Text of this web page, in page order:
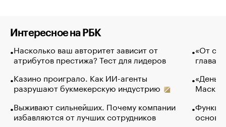
Интересное на РБК
Насколько ваш авторитет зависит от
атрибутов престижа? Тест для лидеров
Казино проиграло. Как ИИ-агенты
разрушают букмекерскую индустрию
Выживают сильнейших. Почему компании
избавляются от лучших сотрудников
«От
глава
Маск в
основ